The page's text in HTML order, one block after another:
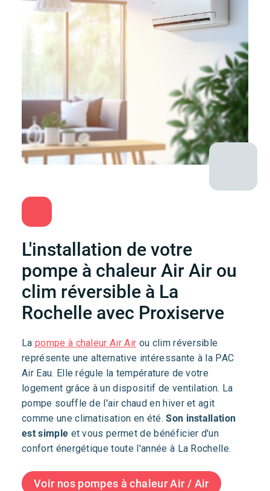
L'installation de votre
pompe à chaleur Air Air ou
clim réversible à La
Rochelle avec Proxiserve
La pompe à chaleur Air Air ou clim réversible
représente une alternative intéressante à la PAC
Air Eau. Elle régule la température de votre
logement grâce à un dispositif de ventilation. La
pompe souffle de l'air chaud en hiver et agit
comme une climatisation en été.Son installation
est simple et vous permet de bénéficier d'un
confort énergétique toute l'année à La Rochelle.
Voir nos pompes à chaleur Air / Air